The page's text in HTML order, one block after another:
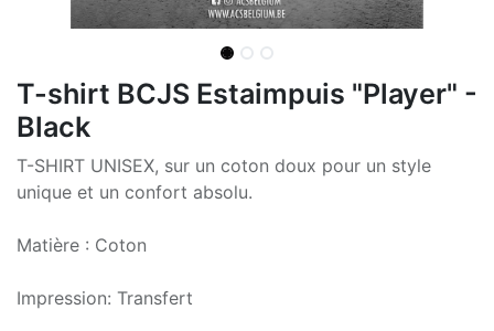
T-shirt BCJS Estaimpuis "Player" -
Black
T-SHIRT UNISEX, sur un coton doux pour un style
unique et un confort absolu.
Matière : Coton
Impression: Transfert